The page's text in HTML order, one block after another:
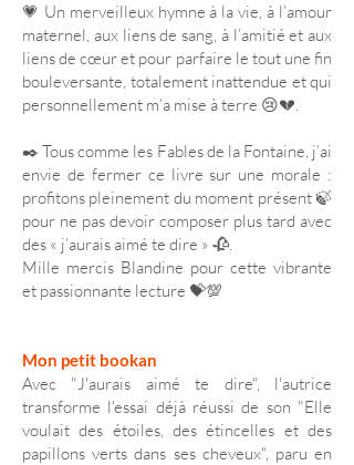
💗 Un merveilleux hymne à la vie, à l’amour
maternel, aux liens de sang, à l’amitié et aux
liens de cœur et pour parfaire le tout une fin
bouleversante, totalement inattendue et qui
personnellement m’a mise à terre 😢💔.
✒️ Tous comme les Fables de la Fontaine, j’ai
envie de fermer ce livre sur une morale :
profitons pleinement du moment présent 🍃
pour ne pas devoir composer plus tard avec
des « j’aurais aimé te dire » 🥀.
Mille mercis Blandine pour cette vibrante
et passionnante lecture 💝💯
Mon petit bookan
Avec "J'aurais aimé te dire", l'autrice
transforme l'essai déjà réussi de son "Elle
voulait des étoiles, des étincelles et des
papillons verts dans ses cheveux", paru en